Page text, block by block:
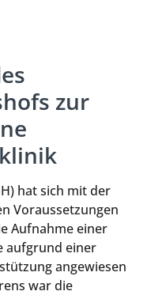
zur
hat sich mit der
Voraussetzungen
Aufnahme einer
aufgrund einer
angewiesen
war die